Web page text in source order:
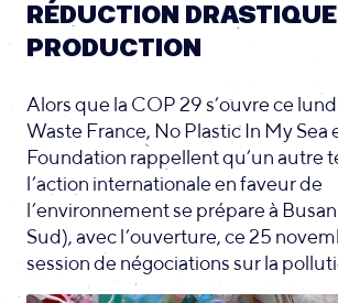
RÉDUCTION
PRODUCTION
Alors que la COP 29 s’ouvre ce
Waste France, No Plastic In My Sea
Foundation rappellent qu’un autre
l’action internationale en faveur de
l’environnement se prépare à
Sud), avec l’ouverture, ce 25
session de négociations sur la